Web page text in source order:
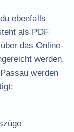
ebenfalls
als PDF
das Online-
werden.
werden